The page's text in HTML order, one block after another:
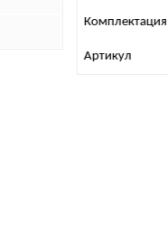
Комплектация
Артикул